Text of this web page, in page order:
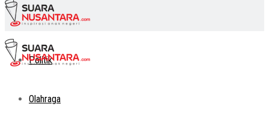
Politik
Olahraga